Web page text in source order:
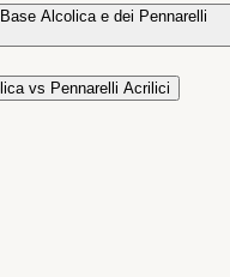
Alcolica e dei Pennarelli
vs Pennarelli Acrilici